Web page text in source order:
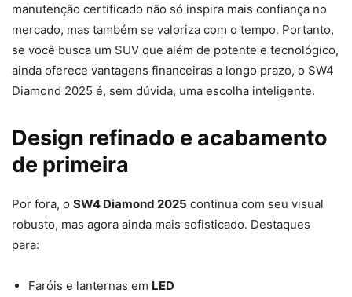
manutenção certificado não só inspira mais confiança no
mercado, mas também se valoriza com o tempo. Portanto,
se você busca um SUV que além de potente e tecnológico,
ainda oferece vantagens financeiras a longo prazo, o SW4
Diamond 2025 é, sem dúvida, uma escolha inteligente.
Design refinado e acabamento
de primeira
Por fora, o SW4 Diamond 2025 continua com seu visual
robusto, mas agora ainda mais sofisticado. Destaques
para:
Faróis e lanternas em LED